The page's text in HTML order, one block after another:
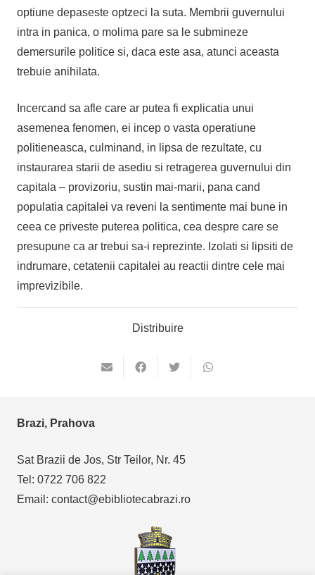
optiune depaseste optzeci la suta. Membrii guvernului
intra in panica, o molima pare sa le submineze
demersurile politice si, daca este asa, atunci aceasta
trebuie anihilata.
Incercand sa afle care ar putea fi explicatia unui
asemenea fenomen, ei incep o vasta operatiune
politieneasca, culminand, in lipsa de rezultate, cu
instaurarea starii de asediu si retragerea guvernului din
capitala – provizoriu, sustin mai-marii, pana cand
populatia capitalei va reveni la sentimente mai bune in
ceea ce priveste puterea politica, cea despre care se
presupune ca ar trebui sa-i reprezinte. Izolati si lipsiti de
indrumare, cetatenii capitalei au reactii dintre cele mai
imprevizibile.
Distribuire
Brazi, Prahova
Sat Brazii de Jos, Str Teilor, Nr. 45
Tel: 0722 706 822
Email: contact@ebibliotecabrazi.ro